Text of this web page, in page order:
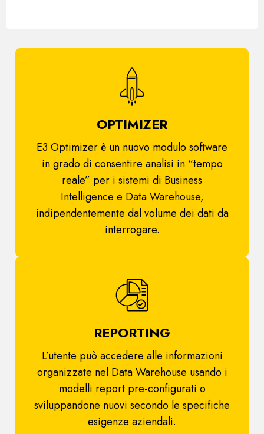
OPTIMIZER
E3 Optimizer è un nuovo modulo software
in grado di consentire analisi in “tempo
reale” per i sistemi di Business
Intelligence e Data Warehouse,
indipendentemente dal volume dei dati da
interrogare.
REPORTING
L’utente può accedere alle informazioni
organizzate nel Data Warehouse usando i
modelli report pre-configurati o
sviluppandone nuovi secondo le specifiche
esigenze aziendali.